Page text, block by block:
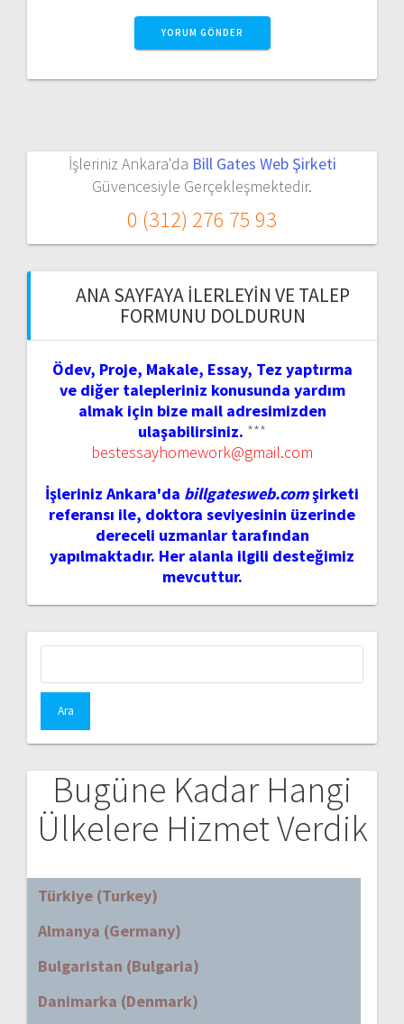
İşleriniz Ankara'da Bill Gates Web Şirketi
Güvencesiyle Gerçekleşmektedir.
0 (312) 276 75 93
ANA SAYFAYA İLERLEYIN VE TALEP
FORMUNU DOLDURUN
Ödev, Proje, Makale, Essay, Tez yaptırma
ve diğer talepleriniz konusunda yardım
almak için bize mail adresimizden
ulaşabilirsiniz. ***
bestessayhomework@gmail.com
İşleriniz Ankara'da billgatesweb.comşirketi
referansı ile, doktora seviyesinin üzerinde
dereceli uzmanlar tarafından
yapılmaktadır. Her alanla ilgili desteğimiz
mevcuttur.
Bugüne Kadar Hangi
Ülkelere Hizmet Verdik
Türkiye (Turkey)
Almanya (Germany)
Bulgaristan (Bulgaria)
Danimarka (Denmark)